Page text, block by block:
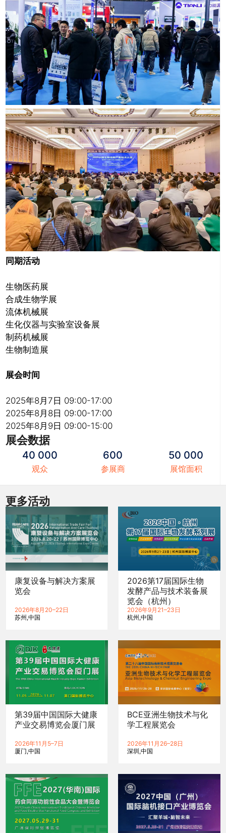
同期活动
生物医药展
合成生物学展
流体机械展
生化仪器与实验室设备展
制药机械展
生物制造展
展会时间
2025年8月7日 09:00-17:00
2025年8月8日 09:00-17:00
2025年8月9日 09:00-15:00
展会数据
40 000
观众
600
参展商
50 000
展馆面积
更多活动
康复设备与解决方案展
览会
2026年8月20–22日
苏州 中国
2026第17届国际生物
发酵产品与技术装备展
览会（杭州）
2026年9月21–23日
杭州 中国
第39届中国国际大健康
产业交易博览会厦门展
2026年11月5–7日
厦门 中国
BCE亚洲生物技术与化
学工程展览会
2026年11月26–28日
深圳 中国